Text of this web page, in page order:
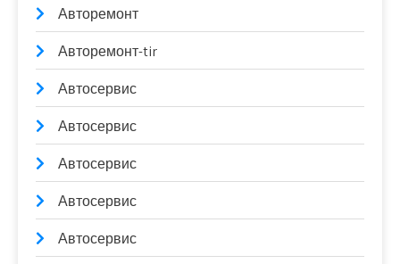
Авторемонт
Авторемонт-tir
Автосервис
Автосервис
Автосервис
Автосервис
Автосервис